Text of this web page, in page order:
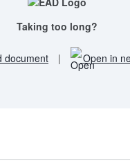
Taking too long?
document | Open in